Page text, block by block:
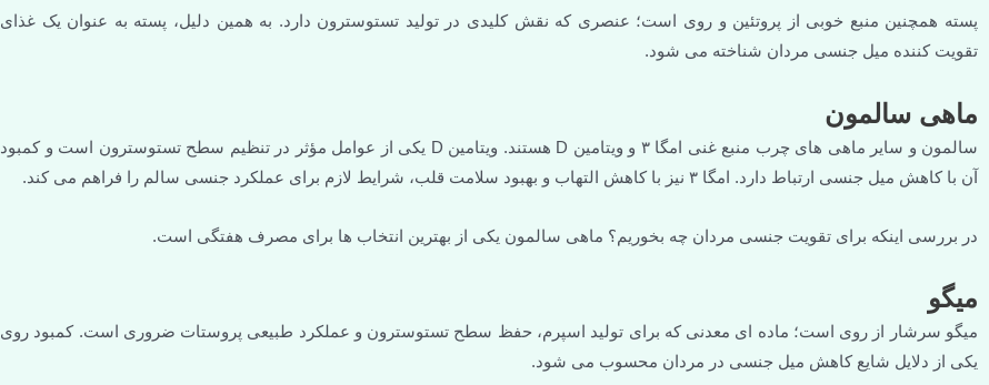
پسته همچنین منبع خوبی از پروتئین و روی است؛ عنصری که نقش کلیدی در تولید تستوسترون دارد. به همین دلیل، پسته به عنوان یک غذای
تقویت کننده میل جنسی مردان شناخته می شود.
ماهی سالمون
سالمون و سایر ماهی های چرب منبع غنی امگا ۳ و ویتامین D هستند. ویتامین D یکی از عوامل مؤثر در تنظیم سطح تستوسترون است و کمبود
آن با کاهش میل جنسی ارتباط دارد. امگا ۳ نیز با کاهش التهاب و بهبود سلامت قلب، شرایط لازم برای عملکرد جنسی سالم را فراهم می کند.
در بررسی اینکه برای تقویت جنسی مردان چه بخوریم؟ ماهی سالمون یکی از بهترین انتخاب ها برای مصرف هفتگی است.
میگو
میگو سرشار از روی است؛ ماده ای معدنی که برای تولید اسپرم، حفظ سطح تستوسترون و عملکرد طبیعی پروستات ضروری است. کمبود روی
یکی از دلایل شایع کاهش میل جنسی در مردان محسوب می شود.